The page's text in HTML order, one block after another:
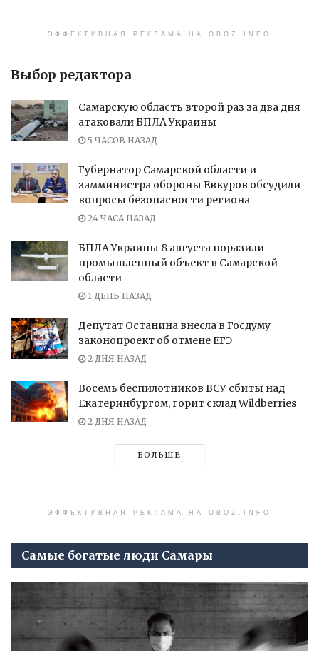
ЭФФЕКТИВНАЯ РЕКЛАМА НА OBOZ.INFO
Выбор редактора
Самарскую область второй раз за два дня
атаковали БПЛА Украины
5 ЧАСОВ НАЗАД
Губернатор Самарской области и
замминистра обороны Евкуров обсудили
вопросы безопасности региона
24 ЧАСА НАЗАД
БПЛА Украины 8 августа поразили
промышленный объект в Самарской
области
1 ДЕНЬ НАЗАД
Депутат Останина внесла в Госдуму
законопроект об отмене ЕГЭ
2 ДНЯ НАЗАД
Восемь беспилотников ВСУ сбиты над
Екатеринбургом, горит склад Wildberries
2 ДНЯ НАЗАД
БОЛЬШЕ
ЭФФЕКТИВНАЯ РЕКЛАМА НА OBOZ.INFO
Самые богатые люди Самары